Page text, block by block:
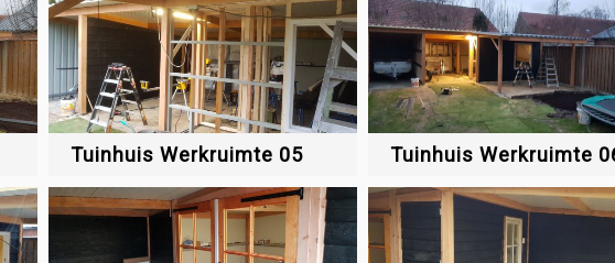
Tuinhuis Werkruimte 05 Tuinhuis Werkruimte